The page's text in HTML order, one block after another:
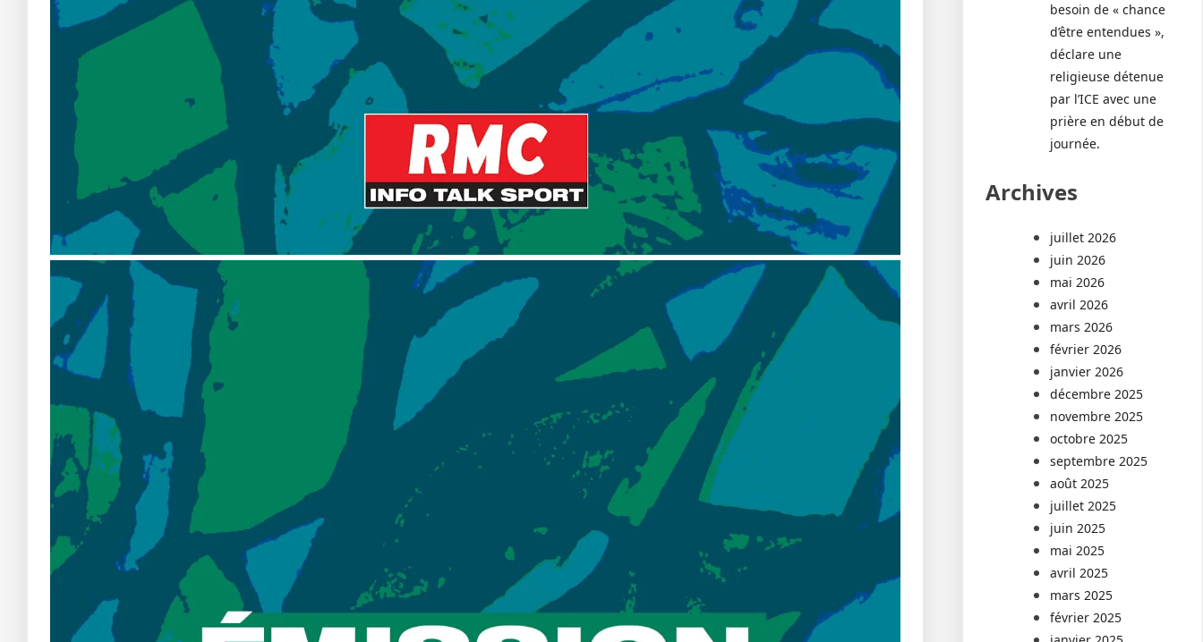
besoin de « chance
d’être entendues »,
déclare une
religieuse détenue
par l’ICE avec une
prière en début de
journée.
Archives
juillet 2026
juin 2026
mai 2026
avril 2026
mars 2026
février 2026
janvier 2026
décembre 2025
novembre 2025
octobre 2025
septembre 2025
août 2025
juillet 2025
juin 2025
mai 2025
avril 2025
mars 2025
février 2025